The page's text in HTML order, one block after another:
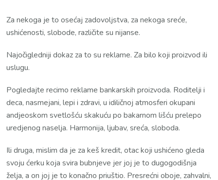
Za nekoga je to osećaj zadovoljstva, za nekoga sreće,
ushićenosti, slobode, različite su nijanse.
Najočigledniji dokaz za to su reklame. Za bilo koji proizvod ili
uslugu.
Pogledajte recimo reklame bankarskih proizvoda. Roditelji i
deca, nasmejani, lepi i zdravi, u idiličnoj atmosferi okupani
andjeoskom svetlošću skakuću po bakarnom lišću prelepo
uredjenog naselja. Harmonija, ljubav, sreća, sloboda.
Ili druga, mislim da je za keš kredit, otac koji ushićeno gleda
svoju ćerku koja svira bubnjeve jer joj je to dugogodišnja
želja, a on joj je to konačno priuštio. Presrećni oboje, zahvalni,